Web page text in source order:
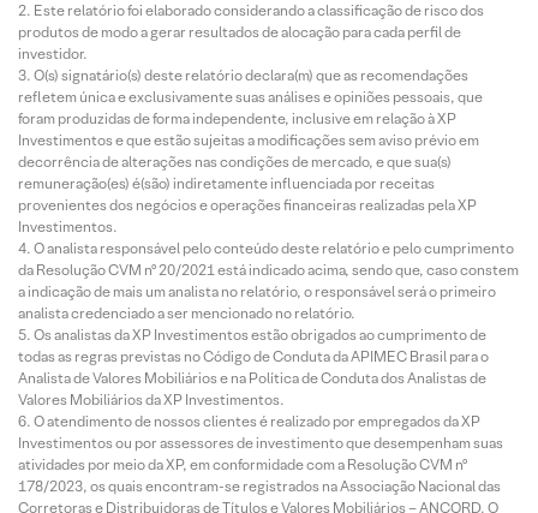
Este relatório foi elaborado considerando a classificação de risco dos
produtos de modo a gerar resultados de alocação para cada perfil de
investidor.
O(s) signatário(s) deste relatório declara(m) que as recomendações
refletem única e exclusivamente suas análises e opiniões pessoais, que
foram produzidas de forma independente, inclusive em relação à XP
Investimentos e que estão sujeitas a modificações sem aviso prévio em
decorrência de alterações nas condições de mercado, e que sua(s)
remuneração(es) é(são) indiretamente influenciada por receitas
provenientes dos negócios e operações financeiras realizadas pela XP
Investimentos.
O analista responsável pelo conteúdo deste relatório e pelo cumprimento
da Resolução CVM nº 20/2021 está indicado acima, sendo que, caso constem
a indicação de mais um analista no relatório, o responsável será o primeiro
analista credenciado a ser mencionado no relatório.
Os analistas da XP Investimentos estão obrigados ao cumprimento de
todas as regras previstas no Código de Conduta da APIMEC Brasil para o
Analista de Valores Mobiliários e na Política de Conduta dos Analistas de
Valores Mobiliários da XP Investimentos.
O atendimento de nossos clientes é realizado por empregados da XP
Investimentos ou por assessores de investimento que desempenham suas
atividades por meio da XP, em conformidade com a Resolução CVM nº
178/2023, os quais encontram-se registrados na Associação Nacional das
Corretoras e Distribuidoras de Títulos e Valores Mobiliários – ANCORD. O